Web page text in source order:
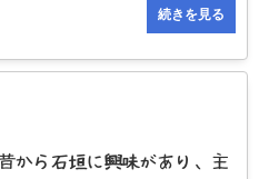
続きを見る
から石垣に興味があり、主